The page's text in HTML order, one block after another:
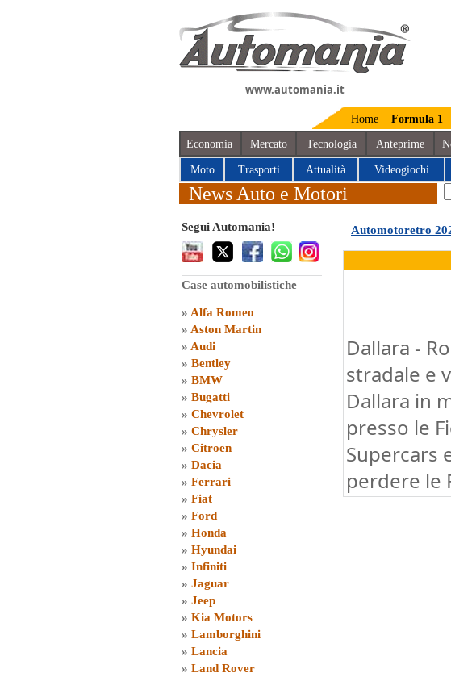
www.automania.it
Home Formula 1
Economia Mercato Tecnologia Anteprime
Moto Trasporti Attualità Videogiochi
News Auto e Motori
Segui Automania!
Case automobilistiche
» Alfa Romeo
» Aston Martin
» Audi
» Bentley
» BMW
» Bugatti
» Chevrolet
» Chrysler
» Citroen
» Dacia
» Ferrari
» Fiat
» Ford
» Honda
» Hyundai
» Infiniti
» Jaguar
» Jeep
» Kia Motors
» Lamborghini
» Lancia
» Land Rover
Automotoretro
Dallara -
stradale e
Dallara in
presso le
Supercars
perdere le